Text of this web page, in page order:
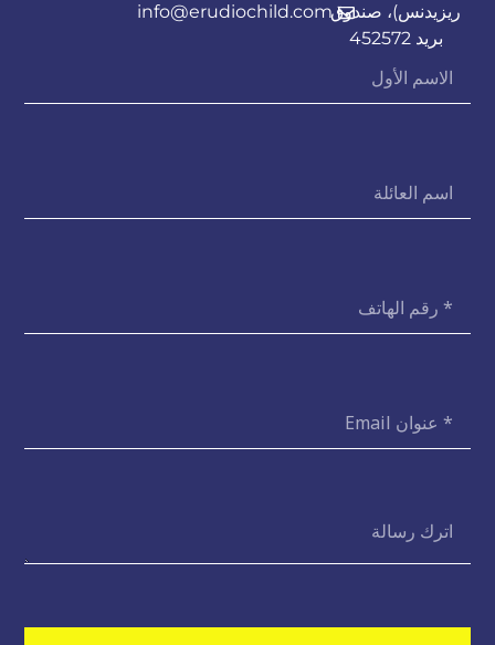
ريزيدنس)، صندوق
بريد 452572
info@erudiochild.com
العائلة
الهاتف
الرسالة